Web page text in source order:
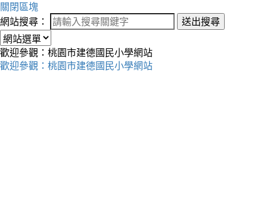
關閉區塊
網站搜尋：
送出搜尋
歡迎參觀：桃園市建德國民小學網站
歡迎參觀：桃園市建德國民小學網站